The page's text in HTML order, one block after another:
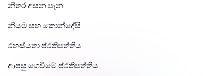
නිතර අසන පැන
නියම සහ කොන්දේසි
රහස්යතා ප්රතිපත්තිය
ආපසු ගෙවීමේ ප්රතිපත්තිය